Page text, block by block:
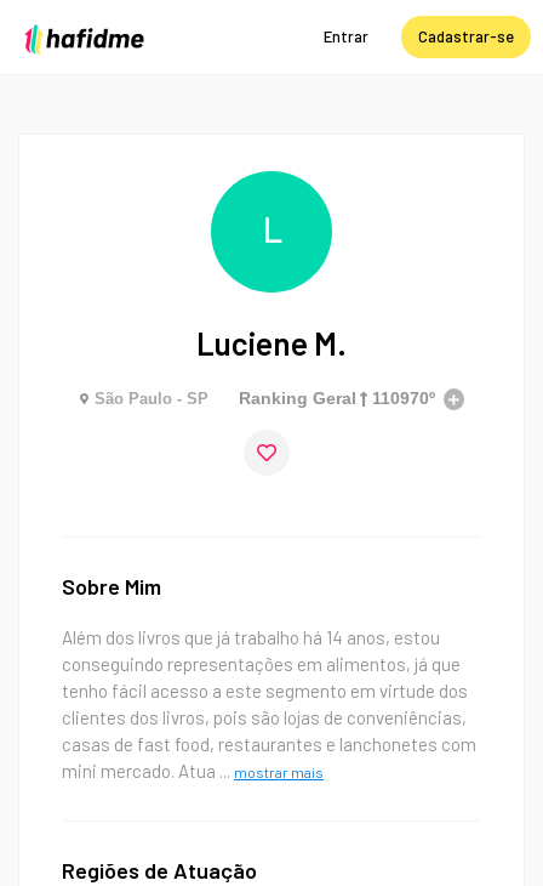
Entrar Cadastrar-se
L
Luciene M.
São Paulo - SP Ranking Geral 110970º
Sobre Mim
Além dos livros que já trabalho há 14 anos, estou
conseguindo representações em alimentos, já que
tenho fácil acesso a este segmento em virtude dos
clientes dos livros, pois são lojas de conveniências,
casas de fast food, restaurantes e lanchonetes com
mini mercado. Atua ... mostrar mais
Regiões de Atuação